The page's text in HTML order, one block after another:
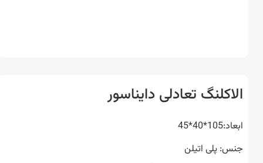
تعادلی دایناسور
پلی اتیلن